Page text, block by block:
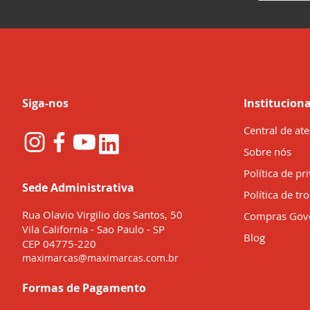
Siga-nos
Sede Administrativa
Rua Olavio Virgilio dos Santos, 50
Vila California - Sao Paulo - SP
CEP 04775-220
maximarcas@maximarcas.com.br
Central de
Sobre nós
Política de
Política de
Compras
Blog
Formas de Pagamento